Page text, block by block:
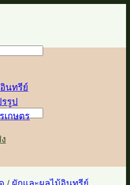
นทรีย์
รูป
เกษตร